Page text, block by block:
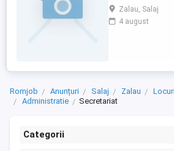
textil/confectii. Se
atractiv. Selectie
Vitae la adresa de
Zalau, Salaj
4 august
Romjob Anunțuri Salaj Zalau
Administratie
Secretariat
Categorii